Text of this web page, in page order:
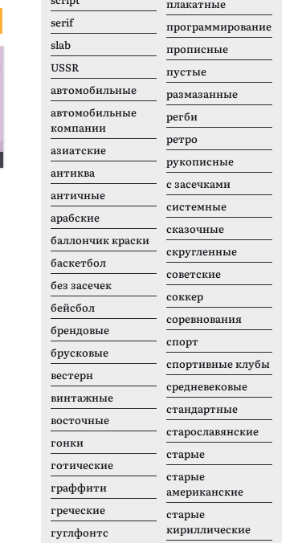
Платный шрифт
1 шрифтов
Raino
serif
slab
USSR
автомобильные
автомобильные
компании
азиатские
антиква
античные
арабские
баллончик краски
баскетбол
без засечек
бейсбол
брендовые
брусковые
вестерн
винтажные
восточные
гонки
готические
граффити
греческие
гуглфонтс
плакатные
программирование
прописные
пустые
размазанные
регби
ретро
рукописные
с засечками
системные
сказочные
скругленные
советские
соккер
соревнования
спорт
спортивные клубы
средневековые
стандартные
старославянские
старые
старые
американские
старые
кириллические